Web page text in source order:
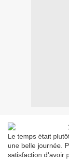
Le temps était
une belle journée.
satisfaction d'avoir